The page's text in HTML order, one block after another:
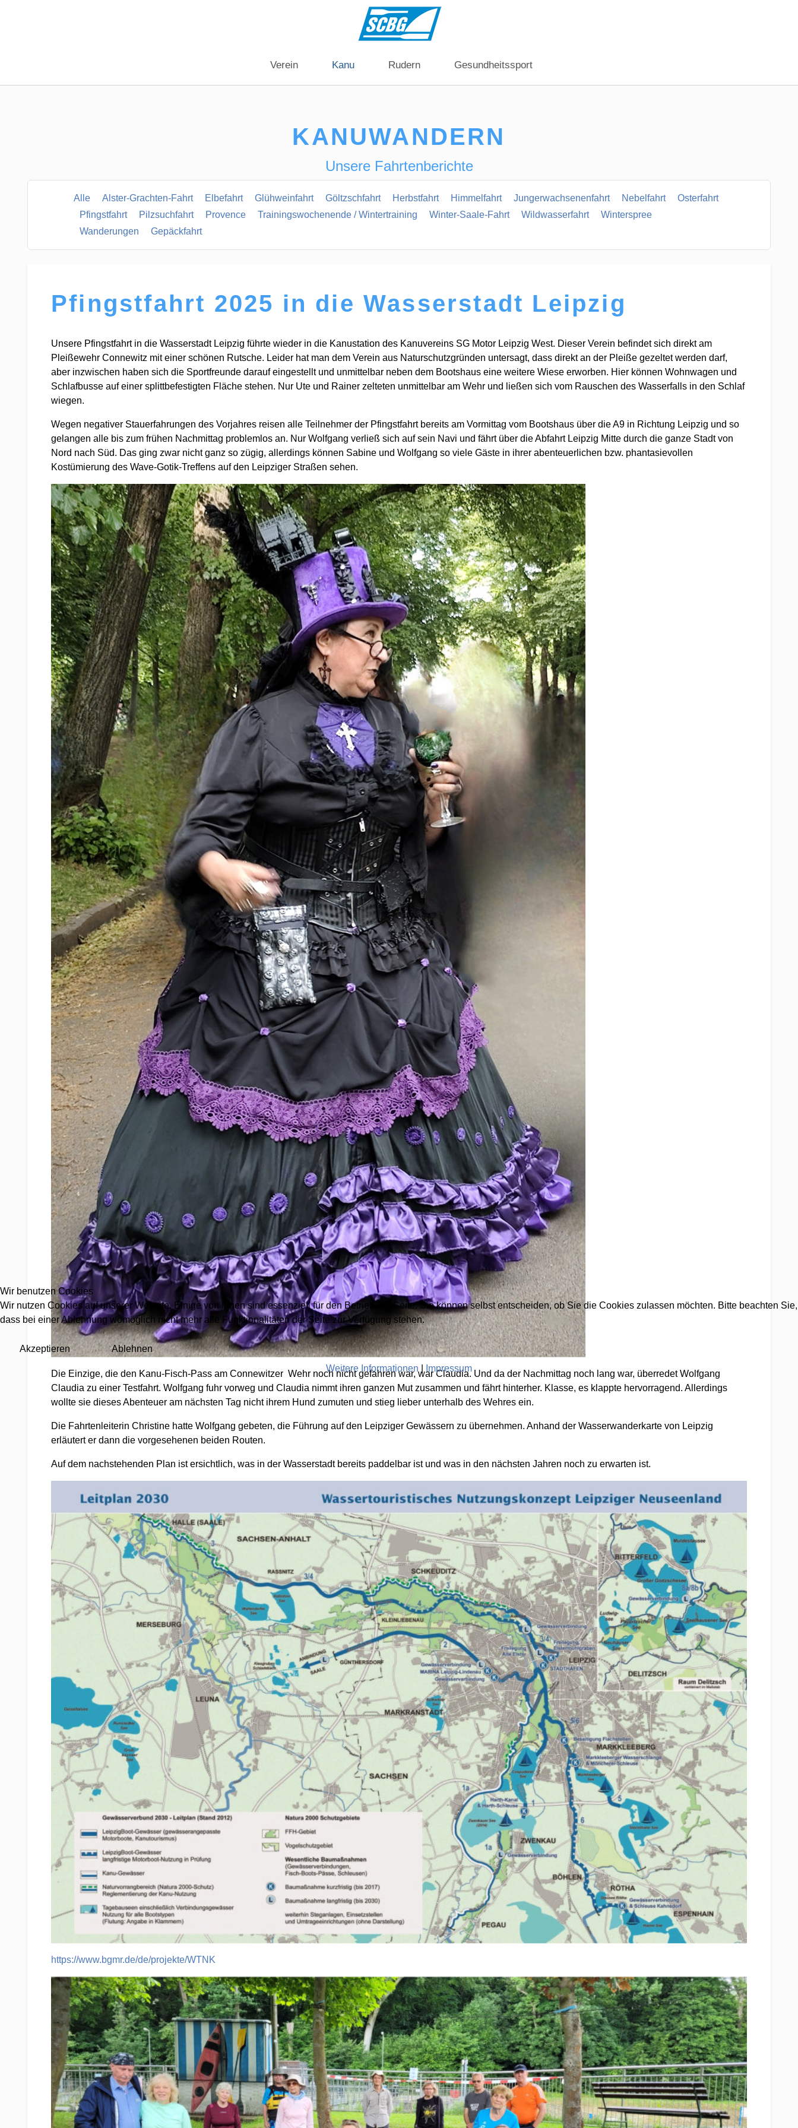
Verein Kanu Rudern Gesundheitssport
KANUWANDERN
Unsere Fahrtenberichte
Alle Alster-Grachten-Fahrt Elbefahrt Glühweinfahrt Göltzschfahrt Herbstfahrt Himmelfahrt Jungerwachsenenfahrt Nebelfahrt
Osterfahrt
Pfingstfahrt
Pilzsuchfahrt Provence Trainingswochenende / Wintertraining Winter-Saale-Fahrt Wildwasserfahrt
Winterspree
Wanderungen
Gepäckfahrt
Pfingstfahrt 2025 in die Wasserstadt Leipzig
Unsere Pfingstfahrt in die Wasserstadt Leipzig führte wieder in die Kanustation des Kanuvereins SG Motor Leipzig West. Dieser Verein befindet sich direkt am
Pleißewehr Connewitz mit einer schönen Rutsche. Leider hat man dem Verein aus Naturschutzgründen untersagt, dass direkt an der Pleiße gezeltet werden darf,
aber inzwischen haben sich die Sportfreunde darauf eingestellt und unmittelbar neben dem Bootshaus eine weitere Wiese erworben. Hier können Wohnwagen und
Schlafbusse auf einer splittbefestigten Fläche stehen. Nur Ute und Rainer zelteten unmittelbar am Wehr und ließen sich vom Rauschen des Wasserfalls in den Schlaf
wiegen.
Wegen negativer Stauerfahrungen des Vorjahres reisen alle Teilnehmer der Pfingstfahrt bereits am Vormittag vom Bootshaus über die A9 in Richtung Leipzig und so
gelangen alle bis zum frühen Nachmittag problemlos an. Nur Wolfgang verließ sich auf sein Navi und fährt über die Abfahrt Leipzig Mitte durch die ganze Stadt von
Nord nach Süd. Das ging zwar nicht ganz so zügig, allerdings können Sabine und Wolfgang so viele Gäste in ihrer abenteuerlichen bzw. phantasievollen
Kostümierung des Wave-Gotik-Treffens auf den Leipziger Straßen sehen.
Die Einzige, die den Kanu-Fisch-Pass am Connewitzer Wehr noch nicht gefahren war, war Claudia. Und da der Nachmittag noch lang war, überredet Wolfgang
Claudia zu einer Testfahrt. Wolfgang fuhr vorweg und Claudia nimmt ihren ganzen Mut zusammen und fährt hinterher. Klasse, es klappte hervorragend. Allerdings
wollte sie dieses Abenteuer am nächsten Tag nicht ihrem Hund zumuten und stieg lieber unterhalb des Wehres ein.
Die Fahrtenleiterin Christine hatte Wolfgang gebeten, die Führung auf den Leipziger Gewässern zu übernehmen. Anhand der Wasserwanderkarte von Leipzig
erläutert er dann die vorgesehenen beiden Routen.
Auf dem nachstehenden Plan ist ersichtlich, was in der Wasserstadt bereits paddelbar ist und was in den nächsten Jahren noch zu erwarten ist.
https://www.bgmr.de/de/projekte/WTNK
Wir benutzen Cookies
Wir nutzen Cookies auf unserer Website. Einige von ihnen sind essenziell für den Betrieb der Seite. Sie können selbst entscheiden, ob Sie die Cookies zulassen möchten. Bitte beachten Sie,
dass bei einer Ablehnung womöglich nicht mehr alle Funktionalitäten der Seite zur Verfügung stehen.
Akzeptieren
Ablehnen
Weitere Informationen
Impressum